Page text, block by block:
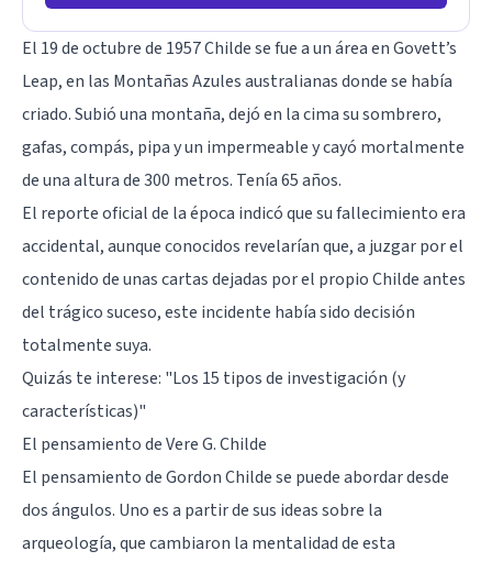
El 19 de octubre de 1957 Childe se fue a un área en Govett’s
Leap, en las Montañas Azules australianas donde se había
criado. Subió una montaña, dejó en la cima su sombrero,
gafas, compás, pipa y un impermeable y cayó mortalmente
de una altura de 300 metros. Tenía 65 años.
El reporte oficial de la época indicó que su fallecimiento era
accidental, aunque conocidos revelarían que, a juzgar por el
contenido de unas cartas dejadas por el propio Childe antes
del trágico suceso, este incidente había sido decisión
totalmente suya.
Quizás te interese: "Los 15 tipos de investigación (y
características)"
El pensamiento de Vere G. Childe
El pensamiento de Gordon Childe se puede abordar desde
dos ángulos. Uno es a partir de sus ideas sobre la
arqueología, que cambiaron la mentalidad de esta